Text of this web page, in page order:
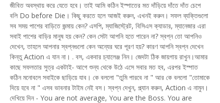
জীবিত অবস্থায় করে যেতে হবে। তাই আমি কঠিন ইস্পাতের মত দাঁড়িয়ে দাঁতে দাঁত চেপে
বলি Do before Die। কিছু করতে হলে আজই করুন, এখনই করুন। সফল ব্যক্তিগুলো
সব সময় পাশের বাড়িতে জন্মায় কেন? এসপি, ম্যাজিস্ট্রেট, বিসিএস ক্যাডার, ম্যানেজার এরা
সবাই পাশের বাড়ির মানুষ হয় কেন? কেন সেটা আপনি হতে পারেন না? স্বপ্ন তো আপনিও
দেখেন, তাহলে আপনার স্বপ্নগুলো কেন অন্যের ঘরে পূরণ হয়? কারণ আপনি স্বপ্ন দেখেন
কিন্তু Action এ যান না। . বস, একবার চ্যালেঞ্জ নিন। জেদটা ঠিক জায়গায় রাখুন।আমার
কাছে সফলতার সুত্র একটাই- আগে শুন্য থেকে উঠে এসে সবার মত হব, এরপর ইস্পাত
কঠিন মনোবলে সবাইকে ছাড়িয়ে যাব। কে বললো "তুমি পারবে না " আর কে বললো "তোমাকে
দিয়ে হবে না " এসব ভাবনার টাইম নেই বস। স্বপ্ন দেখুন, প্ল্যান করুন, Action এ নামুন।
দেখিয়ে দিন - You are not average, You are the Boss. You are